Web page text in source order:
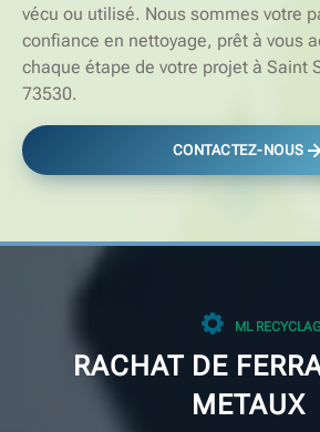
vécu ou utilisé. Nous sommes votre
confiance en nettoyage, prêt à vous
chaque étape de votre projet à Saint
73530.
CONTACTEZ-NOUS
ML
RACHAT DE
METAUX